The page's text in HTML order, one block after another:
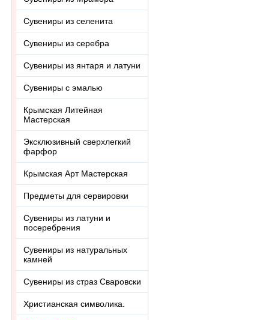
Сувениры из селенита
Сувениры из серебра
Сувениры из янтаря и латуни
Сувениры с эмалью
Крымская Литейная
Мастерская
Эксклюзивный сверхлегкий
фарфор
Крымская Арт Мастерская
Предметы для сервировки
Сувениры из латуни и
посеребрения
Сувениры из натуральных
камней
Сувениры из страз Сваровски
Христианская символика.